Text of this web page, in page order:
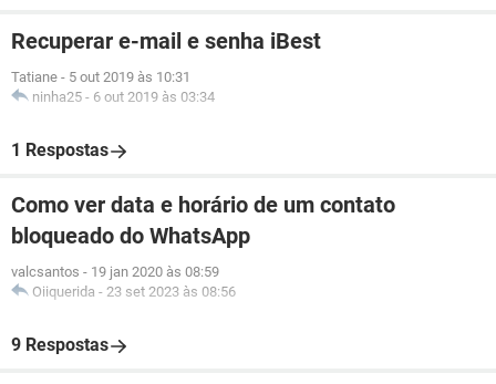
Recuperar e-mail e senha iBest
Tatiane - 5 out 2019 às 10:31
ninha25 - 6 out 2019 às 03:34
1 Respostas
Como ver data e horário de um contato
bloqueado do WhatsApp
valcsantos - 19 jan 2020 às 08:59
Oiiquerida - 23 set 2023 às 08:56
9 Respostas